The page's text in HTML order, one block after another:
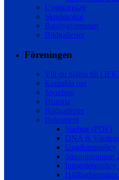
Ungdomslag
Skridskokul
Bandygymnasiet
Bildgallerier
Föreningen
Vill du hjälpa till i
Kontakta oss
Styrelsen
Historia
Bildgallerier
Dokument
Stadgar (PDF)
DNA &
Ungdomspolicy
Säsongsrapport